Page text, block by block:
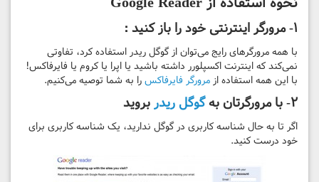
۱- مرورگر اینترنتی خود را باز کنید :
با همه مرورگرهای رایج می‌توان از گوگل ریدر استفاده کرد، تفاوتی
نمی‌کند که اینترنت اکسپلورر داشته باشید یا اپرا یا کروم یا فایرفاکس!
با این همه استفاده از مرورگر فایرفاکس را به شما توصیه می‌کنیم.
۲- با مرورگرتان به گوگل ریدربروید
اگر تا به حال شناسه کاربری در گوگل ندارید، یک شناسه کاربری برای
خود درست کنید.